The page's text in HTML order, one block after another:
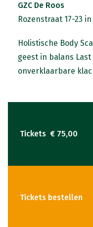
GZC De Roos
Rozenstraat 17-23
Holistische Body
geest in balans
onverklaarbare
Tickets € 75,00
Tickets bestellen